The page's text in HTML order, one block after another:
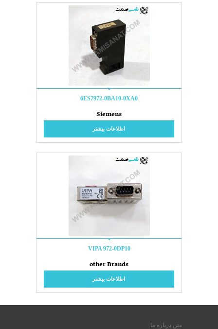
6ES7972-0BA10-0XA0
Siemens
اطلاعات بیشتر
VIPA 972-0DP10
other Brands
اطلاعات بیشتر
متن درباره ما